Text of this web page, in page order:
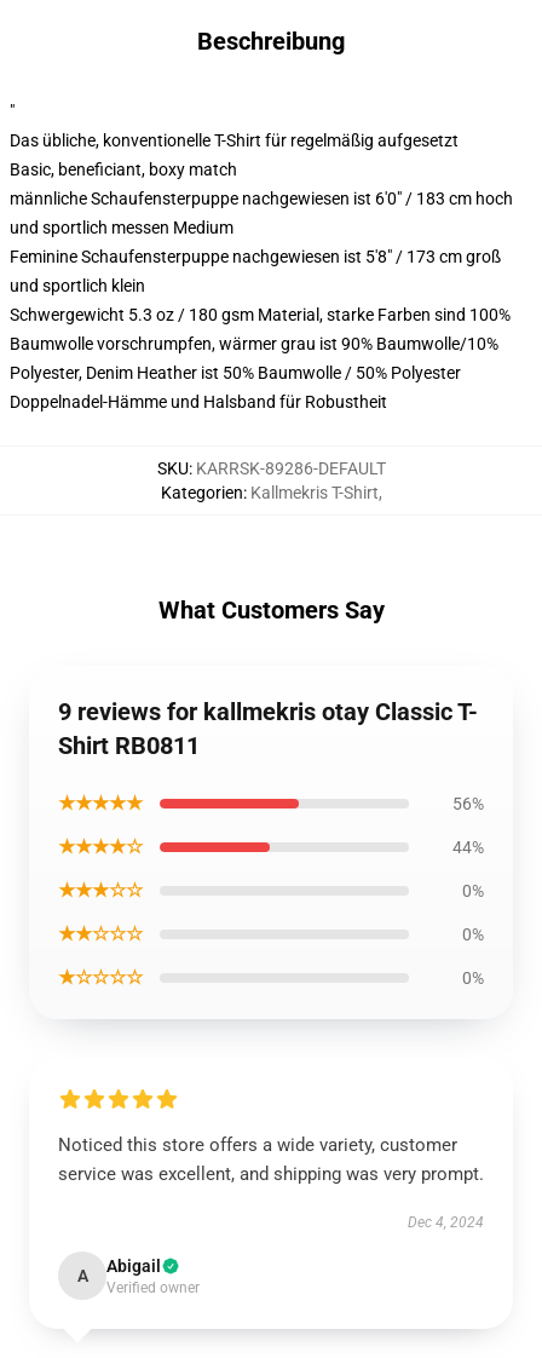
Beschreibung
"
Das übliche, konventionelle T-Shirt für regelmäßig aufgesetzt
Basic, beneficiant, boxy match
männliche Schaufensterpuppe nachgewiesen ist 6'0" / 183 cm hoch
und sportlich messen Medium
Feminine Schaufensterpuppe nachgewiesen ist 5'8" / 173 cm groß
und sportlich klein
Schwergewicht 5.3 oz / 180 gsm Material, starke Farben sind 100%
Baumwolle vorschrumpfen, wärmer grau ist 90% Baumwolle/10%
Polyester, Denim Heather ist 50% Baumwolle / 50% Polyester
Doppelnadel-Hämme und Halsband für Robustheit
SKU: KARRSK-89286-DEFAULT
Kategorien: Kallmekris T-Shirt,
What Customers Say
9 reviews for kallmekris otay Classic T-
Shirt RB0811
★★★★★ 56%
★★★★☆ 44%
★★★☆☆ 0%
★★☆☆☆ 0%
★☆☆☆☆ 0%
Noticed this store offers a wide variety, customer
service was excellent, and shipping was very prompt.
Dec 4, 2024
A Abigail
Verified owner